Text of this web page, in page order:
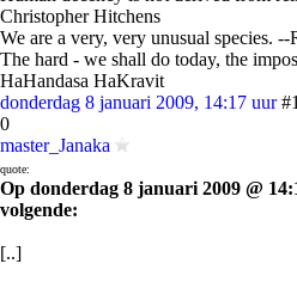
Christopher Hitchens
We are a very, very unusual species.
The hard - we shall do today, the
HaHandasa HaKravit
donderdag 8 januari 2009, 14:17 uur
0
master_Janaka
quote:
Op donderdag 8 januari 2009 @
volgende:
[..]